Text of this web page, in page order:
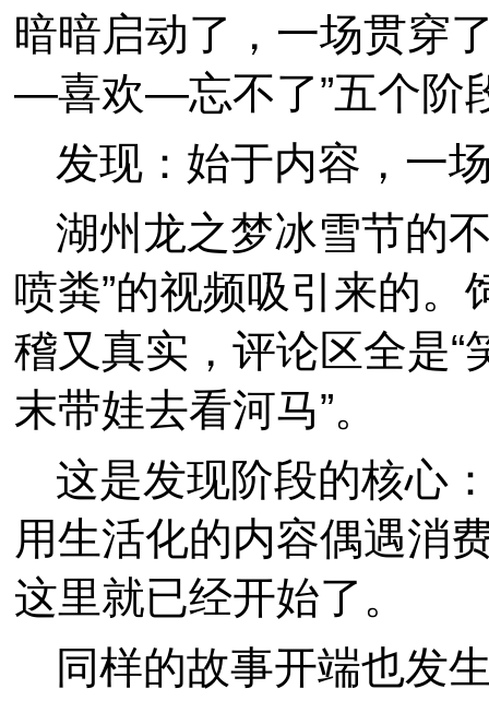
暗暗启动了，一场贯穿
—喜欢—忘不了”五个阶
发现：始于内容，一
湖州龙之梦冰雪节的
喷粪”的视频吸引来的
稽又真实，评论区全是“
末带娃去看河马”。
这是发现阶段的核心
用生活化的内容偶遇消
这里就已经开始了。
同样的故事开端也发